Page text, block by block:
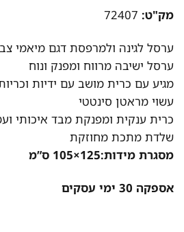
מק"ט:72407
ערסל לגינה ולמרפסת דגם מיאמי
ערסל ישיבה מרווח ומפנק ונוח
מגיע עם כרית מושב עם ידיות
עשוי מראטן סינטטי
כרית ענקית ומפנקת מבד איכותי
שלדת מתכת מחוזקת
מסגרת מידות:125×105 ס”מ
אספקה 30 ימי עסקים